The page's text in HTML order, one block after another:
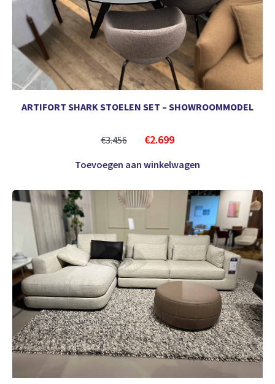
ARTIFORT SHARK STOELEN SET – SHOWROOMMODEL
€3.456 €2.699
Toevoegen aan winkelwagen